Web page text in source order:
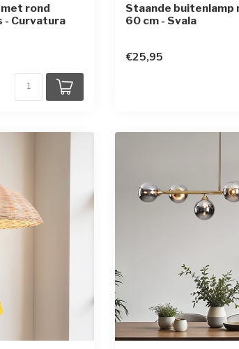
rond
- Curvatura
Staande buitenlamp
60 cm - Svala
€25,95